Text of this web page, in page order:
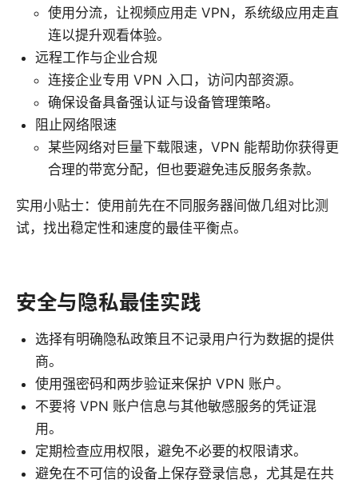
使用分流，让视频应用走 VPN，系统级应用走直
连以提升观看体验。
远程工作与企业合规
连接企业专用 VPN 入口，访问内部资源。
确保设备具备强认证与设备管理策略。
阻止网络限速
某些网络对巨量下载限速，VPN 能帮助你获得更
合理的带宽分配，但也要避免违反服务条款。
实用小贴士：使用前先在不同服务器间做几组对比测
试，找出稳定性和速度的最佳平衡点。
安全与隐私最佳实践
选择有明确隐私政策且不记录用户行为数据的提供
商。
使用强密码和两步验证来保护 VPN 账户。
不要将 VPN 账户信息与其他敏感服务的凭证混
用。
定期检查应用权限，避免不必要的权限请求。
避免在不可信的设备上保存登录信息，尤其是在共